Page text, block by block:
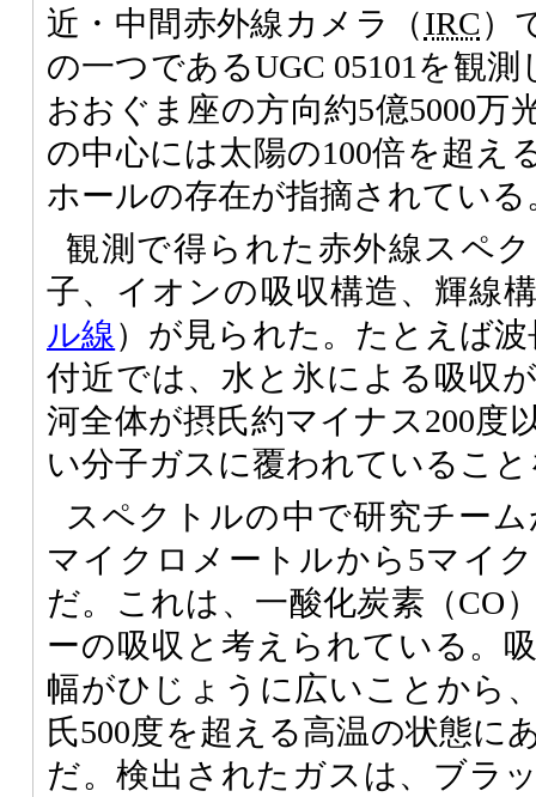
近・中間赤外線カメラ（IRC）
の一つであるUGC 05101を観測
おおぐま座の方向約5億5000万
の中心には太陽の100倍を超え
ホールの存在が指摘されている
観測で得られた赤外線スペ
子、イオンの吸収構造、輝線
ル線）が見られた。たとえば
付近では、水と氷による吸収
河全体が摂氏約マイナス200度
い分子ガスに覆われているこ
スペクトルの中で研究チー
マイクロメートルから5マイ
だ。これは、一酸化炭素（CO
ーの吸収と考えられている。
幅がひじょうに広いことから
氏500度を超える高温の状態に
だ。検出されたガスは、ブラ